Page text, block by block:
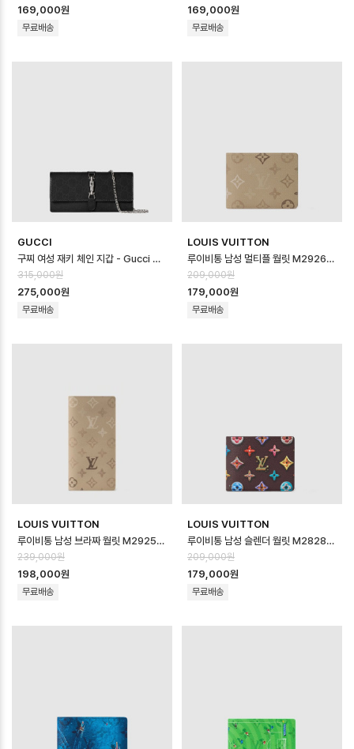
169,000원
무료배송
169,000원
무료배송
GUCCI
구찌 여성 재키 체인 지갑 - Gucci Womens Jackie Chain Wallet …
315,000원
275,000원
무료배송
LOUIS VUITTON
루이비통 남성 멀티플 월릿 M29265 - Louis vuitton Mens Multipl…
209,000원
179,000원
무료배송
LOUIS VUITTON
루이비통 남성 브라짜 월릿 M29257 - Louis vuitton Mens Brazza …
239,000원
198,000원
무료배송
LOUIS VUITTON
루이비통 남성 슬렌더 월릿 M28283 - Louis vuitton Mens Slender…
209,000원
179,000원
무료배송